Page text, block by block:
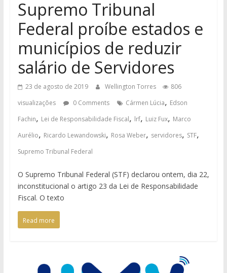
Supremo Tribunal
Federal proíbe estados e
municípios de reduzir
salário de Servidores
23 de agosto de 2019 Wellington Torres
806
visualizações
0 Comments Cármen Lúcia, Edson
Fachin, Lei de Responsabilidade Fiscal, lrf, Luiz Fux, Marco
Aurélio, Ricardo Lewandowski, Rosa Weber, servidores, STF,
Supremo Tribunal Federal
O Supremo Tribunal Federal (STF) declarou ontem, dia 22,
inconstitucional o artigo 23 da Lei de Responsabilidade
Fiscal. O texto
Read more